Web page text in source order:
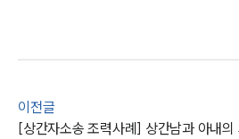
이전글